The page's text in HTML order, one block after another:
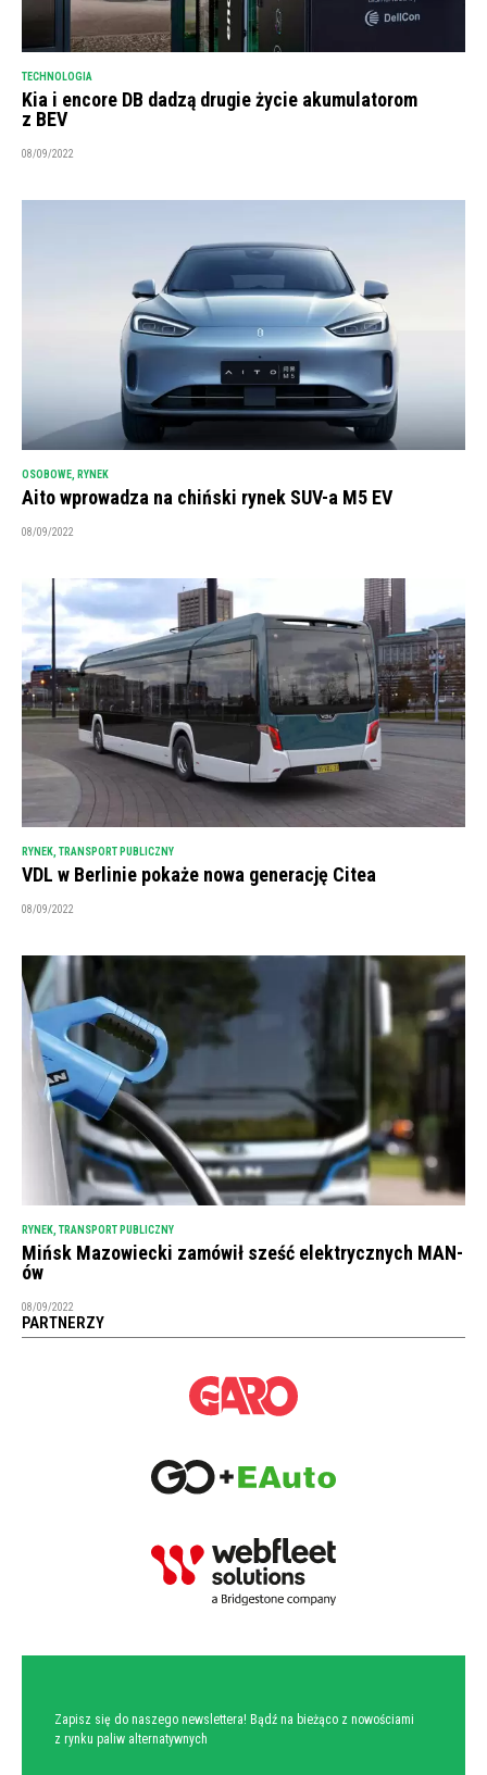
TECHNOLOGIA
Kia i encore DB dadzą drugie życie akumulatorom
z BEV
08/09/2022
OSOBOWE RYNEK
Aito wprowadza na chiński rynek SUV-a M5 EV
08/09/2022
RYNEK TRANSPORT PUBLICZNY
VDL w Berlinie pokaże nowa generację Citea
08/09/2022
RYNEK TRANSPORT PUBLICZNY
Mińsk Mazowiecki zamówił sześć elektrycznych MAN-
ów
08/09/2022
PARTNERZY
Zapisz się do naszego newslettera! Bądź na bieżąco z nowościami
z rynku paliw alternatywnych